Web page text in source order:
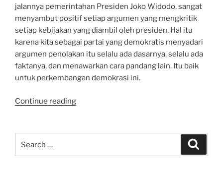
dan
Kebencian”
jalannya pemerintahan Presiden Joko Widodo, sangat
menyambut positif setiap argumen yang mengkritik
setiap kebijakan yang diambil oleh presiden. Hal itu
karena kita sebagai partai yang demokratis menyadari
argumen penolakan itu selalu ada dasarnya, selalu ada
faktanya, dan menawarkan cara pandang lain. Itu baik
untuk perkembangan demokrasi ini.
Continue reading“Di
Demokratis
for: